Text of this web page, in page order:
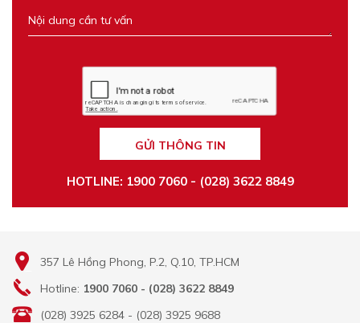
GỬI THÔNG TIN
HOTLINE: 1900 7060 - (028) 3622 8849
357 Lê Hồng Phong, P.2, Q.10, TP.HCM
Hotline: 1900 7060 - (028) 3622 8849
(028) 3925 6284 - (028) 3925 9688